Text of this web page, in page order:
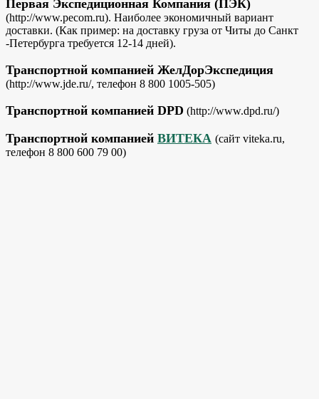
Первая Экспедиционная Компания (ПЭК)
(http://www.pecom.ru). Наиболее экономичный вариант
доставки. (Как пример: на доставку груза от Читы до Санкт
-Петербурга требуется 12-14 дней).
Транспортной компанией ЖелДорЭкспедиция
(http://www.jde.ru/, телефон 8 800 1005-505)
Транспортной компанией DPD (http://www.dpd.ru/)
Транспортной компанией ВИТЕКА (сайт viteka.ru,
телефон 8 800 600 79 00)